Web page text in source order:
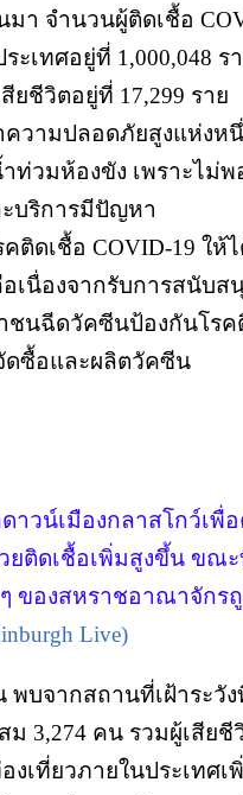
า จำนวนผู้ติดเชื้อ
เทศอยู่ที่ 1,000,048 ร
ยชีวิตอยู่ที่ 17,299 ราย
ความปลอดภัยสูงแห่งห
ท่วมห้องขัง เพราะไม่
บริการมีปัญหา
คติดเชื้อ COVID-19 ใ
เนื่องจากรับการสนับส
นฉีดวัคซีนป้องกันโรค
ดซื้อและผลิตวัคซีน
วน์เมืองกลาสโกว์เพื่
ยติดเชื้อเพิ่มสูงขึ้น ขณ
ของสหราชอาณาจักร
Live)
บจากสถานที่เฝ้าระวั
3,274 คน รวมผู้เสีย
เที่ยวภายในประเทศเ